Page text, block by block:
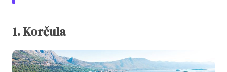
1. Korčula